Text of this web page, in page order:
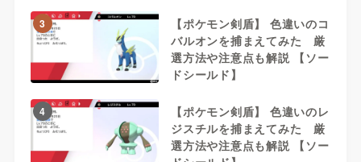
3
【ポケモン剣盾】 色違いのコ
バルオンを捕まえてみた 厳
選方法や注意点も解説 【ソー
ドシールド】
4
【ポケモン剣盾】 色違いのレ
ジスチルを捕まえてみた 厳
選方法や注意点も解説 【ソー